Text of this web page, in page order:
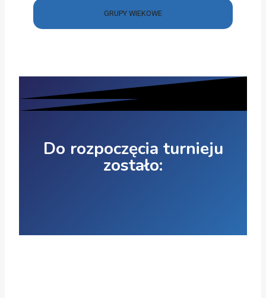
GRUPY WIEKOWE
Do rozpoczęcia turnieju
zostało: